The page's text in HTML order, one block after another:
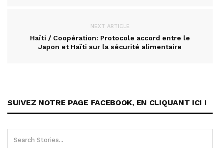
NEXT ARTICLE
Haïti / Coopération: Protocole accord entre le
Japon et Haïti sur la sécurité alimentaire
SUIVEZ NOTRE PAGE FACEBOOK, EN CLIQUANT ICI !